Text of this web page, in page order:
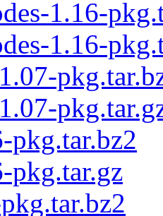
1.16-
1.16-
pkg.tar.bz2
pkg.tar.gz